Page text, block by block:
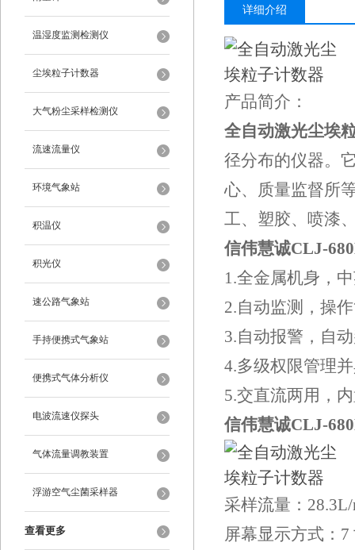
温湿度监测检测仪
尘埃粒子计数器
大气粉尘采样检测仪
流速流量仪
环境气象站
积温仪
积光仪
速公路气象站
手持便携式气象站
便携式气体分析仪
电波流速仪探头
气体流量调教装置
浮游空气尘菌采样器
查看更多
详细介绍
产品简介：
全自动激光尘埃
径分布的仪器。
心、质量监督所
工、塑胶、喷漆
信伟慧诚CLJ-
1.全金属机身，
2.自动监测，操
3.自动报警，自
4.多级权限管理
5.交直流两用，
信伟慧诚CLJ-
采样流量：
屏幕显示方式：